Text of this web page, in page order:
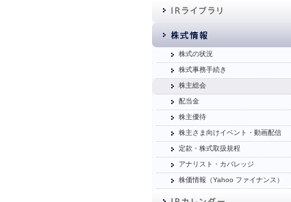
株式の状況
株式事務手続き
株主総会
配当金
株主優待
株主さま向けイベント・動画配信
定款・株式取扱規程
アナリスト・カバレッジ
株価情報（Yahoo ファイナンス）